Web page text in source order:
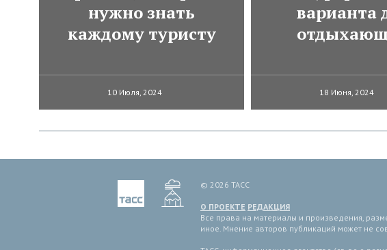
нужно знать
каждому туристу
10 Июля, 2024
варианта
18 Июня, 2024
© 2026 ТАСС
О ПРОЕКТЕ РЕДАКЦИЯ
Все права на материалы и произведения,
иное. Мнение авторов публикаций может не